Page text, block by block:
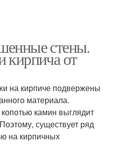
стены.
кирпича от
на кирпиче подвержены
материала.
камин выглядит
существует ряд
на кирпичных